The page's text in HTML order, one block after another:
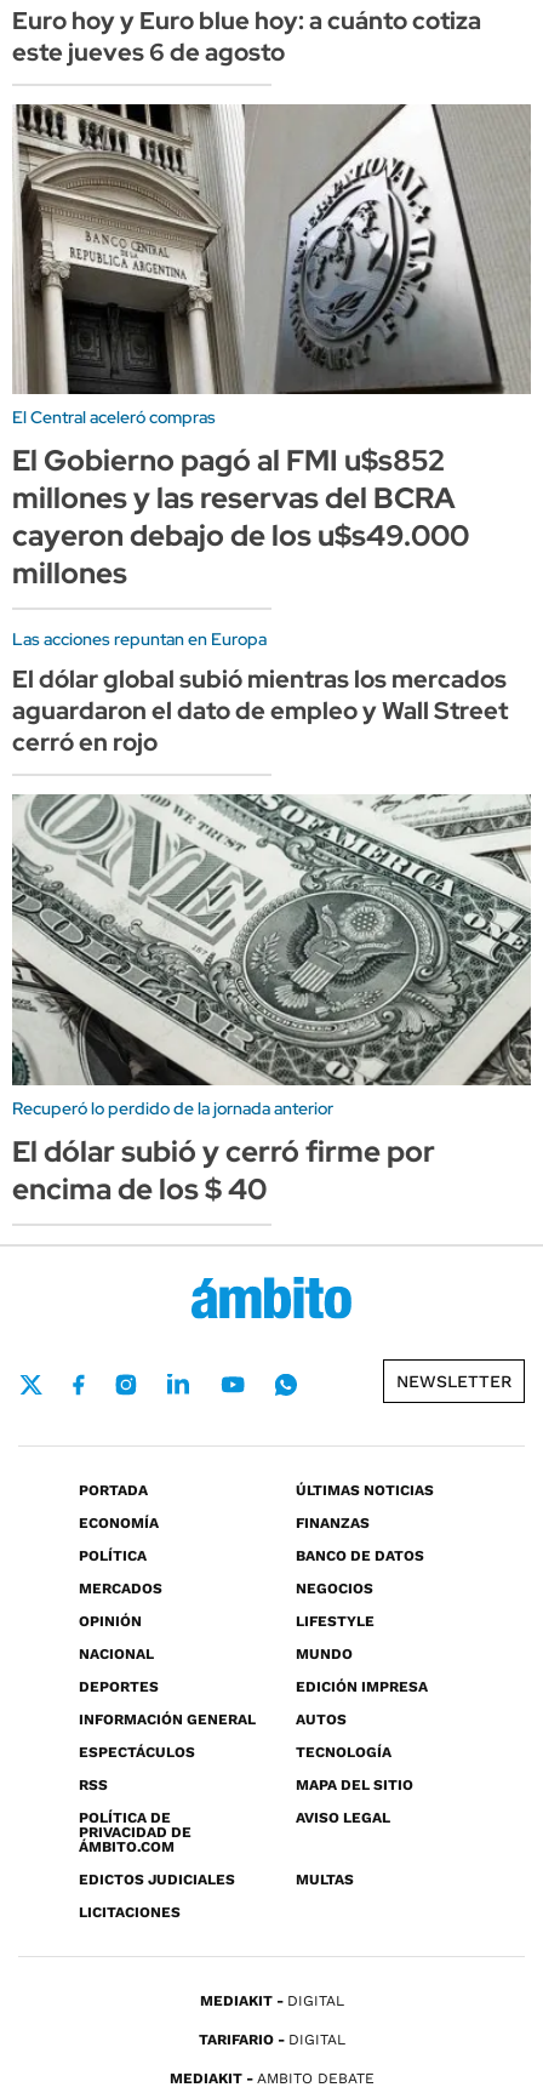
Euro hoy y Euro blue hoy: a cuánto cotiza
este jueves 6 de agosto
El Central aceleró compras
El Gobierno pagó al FMI u$s852
millones y las reservas del BCRA
cayeron debajo de los u$s49.000
millones
Las acciones repuntan en Europa
El dólar global subió mientras los mercados
aguardaron el dato de empleo y Wall Street
cerró en rojo
Recuperó lo perdido de la jornada anterior
El dólar subió y cerró firme por
encima de los $ 40
NEWSLETTER
PORTADA
ÚLTIMAS NOTICIAS
ECONOMÍA
FINANZAS
POLÍTICA
BANCO DE DATOS
MERCADOS
NEGOCIOS
OPINIÓN
LIFESTYLE
NACIONAL
MUNDO
DEPORTES
EDICIÓN IMPRESA
INFORMACIÓN GENERAL
AUTOS
ESPECTÁCULOS
TECNOLOGÍA
RSS
MAPA DEL SITIO
POLÍTICA DE
PRIVACIDAD DE
ÁMBITO.COM
AVISO LEGAL
EDICTOS JUDICIALES
MULTAS
LICITACIONES
MEDIAKIT DIGITAL
TARIFARIO DIGITAL
MEDIAKIT AMBITO DEBATE